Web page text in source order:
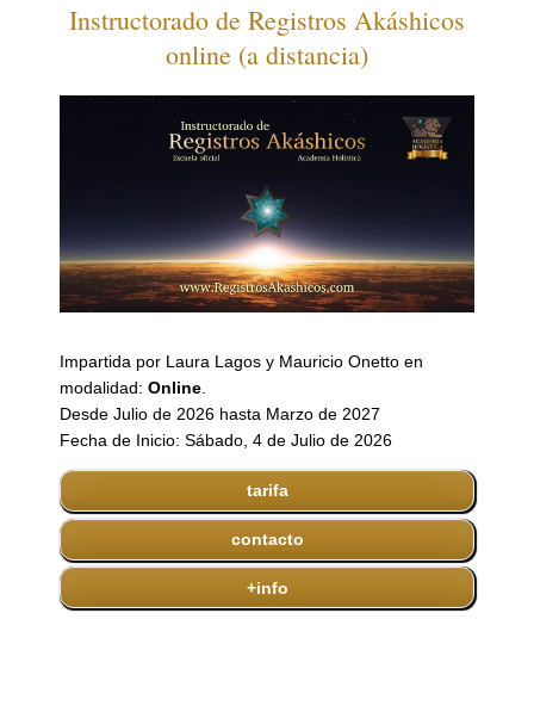
Instructorado de Registros Akáshicos
online (a distancia)
Impartida por Laura Lagos y Mauricio Onetto en
modalidad: Online
Desde Julio de 2026 hasta Marzo de 2027
Fecha de Inicio: Sábado, 4 de Julio de 2026
tarifa
contacto
+info